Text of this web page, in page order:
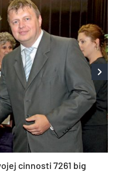
cinnosti 7261 big